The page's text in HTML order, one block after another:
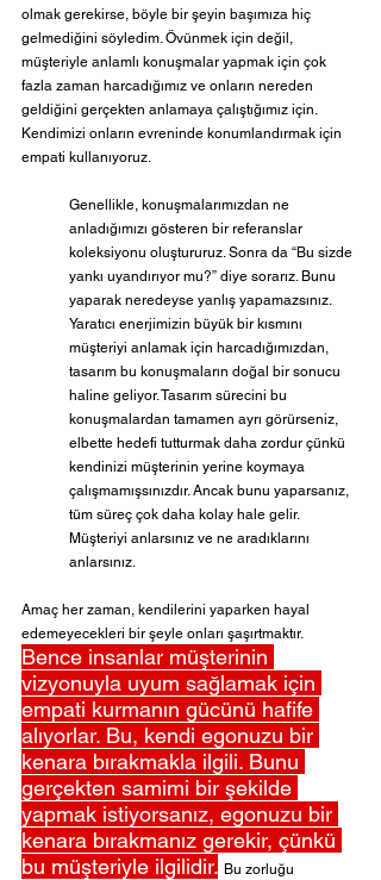
olmak gerekirse, böyle bir şeyin başımıza hiç
gelmediğini söyledim. Övünmek için değil,
müşteriyle anlamlı konuşmalar yapmak için çok
fazla zaman harcadığımız ve onların nereden
geldiğini gerçekten anlamaya çalıştığımız için.
Kendimizi onların evreninde konumlandırmak için
empati kullanıyoruz.
Genellikle, konuşmalarımızdan ne
anladığımızı gösteren bir referanslar
koleksiyonu oluştururuz. Sonra da “Bu sizde
yankı uyandırıyor mu?” diye sorarız. Bunu
yaparak neredeyse yanlış yapamazsınız.
Yaratıcı enerjimizin büyük bir kısmını
müşteriyi anlamak için harcadığımızdan,
tasarım bu konuşmaların doğal bir sonucu
haline geliyor. Tasarım sürecini bu
konuşmalardan tamamen ayrı görürseniz,
elbette hedefi tutturmak daha zordur çünkü
kendinizi müşterinin yerine koymaya
çalışmamışsınızdır. Ancak bunu yaparsanız,
tüm süreç çok daha kolay hale gelir.
Müşteriyi anlarsınız ve ne aradıklarını
anlarsınız.
Amaç her zaman, kendilerini yaparken hayal
edemeyecekleri bir şeyle onları şaşırtmaktır.
Bence insanlar müşterinin
vizyonuyla uyum sağlamak için
empati kurmanın gücünü hafife
alıyorlar. Bu, kendi egonuzu bir
kenara bırakmakla ilgili. Bunu
gerçekten samimi bir şekilde
yapmak istiyorsanız, egonuzu bir
kenara bırakmanız gerekir, çünkü
bu müşteriyle ilgilidir. Bu zorluğu